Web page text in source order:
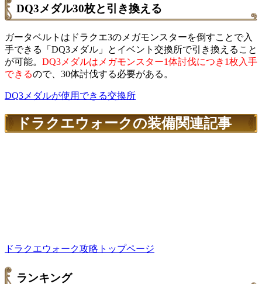
DQ3メダル30枚と引き換える
ガータベルトはドラクエ3のメガモンスターを倒すことで入
手できる「DQ3メダル」とイベント交換所で引き換えること
が可能。 DQ3メダルはメガモンスター1体討伐につき1枚入手
できるので、30体討伐する必要がある。
DQ3メダルが使用できる交換所
ドラクエウォークの装備関連記事
ドラクエウォーク攻略トップページ
ランキング